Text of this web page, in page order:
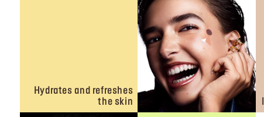
Hydrates and refreshes
the skin